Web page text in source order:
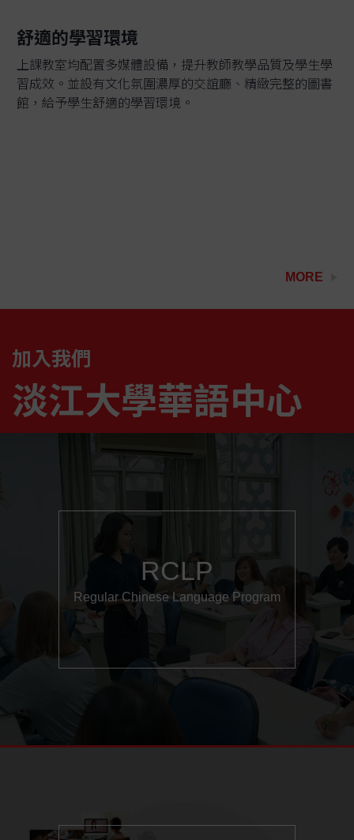
舒適的學習環境
上課教室均配置多媒體設備，提升教師教學品質及學生學
習成效。並設有文化氛圍濃厚的交誼廳、精緻完整的圖書
館，給予學生舒適的學習環境。
MORE
加入我們
淡江大學華語中心
RCLP
Regular Chinese Language Program